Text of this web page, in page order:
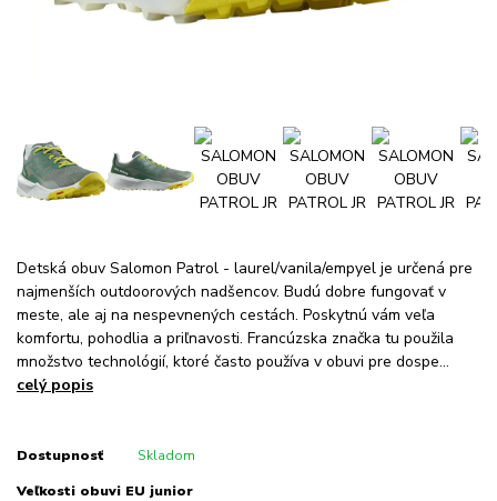
Detská obuv Salomon Patrol - laurel/vanila/empyel je určená pre
najmenších outdoorových nadšencov. Budú dobre fungovať v
meste, ale aj na nespevnených cestách. Poskytnú vám veľa
komfortu, pohodlia a priľnavosti. Francúzska značka tu použila
množstvo technológií, ktoré často používa v obuvi pre dospe...
celý popis
Dostupnosť Skladom
Veľkosti obuvi EU junior